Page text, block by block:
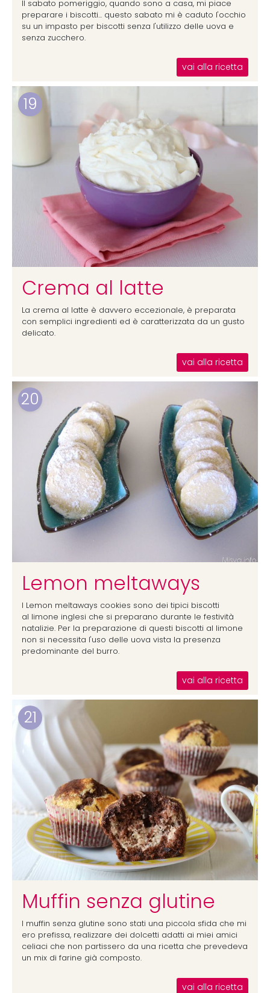
Il sabato pomeriggio, quando sono a casa, mi piace
preparare i biscotti... questo sabato mi è caduto l'occhio
su un impasto per biscotti senza l'utilizzo delle uova e
senza zucchero.
vai alla ricetta
19
Crema al latte
La crema al latte è davvero eccezionale, è preparata
con semplici ingredienti ed è caratterizzata da un gusto
delicato.
vai alla ricetta
20
Lemon meltaways
I Lemon meltaways cookies sono dei tipici biscotti
al limone inglesi che si preparano durante le festività
natalizie. Per la preparazione di questi biscotti al limone
non si necessita l'uso delle uova vista la presenza
predominante del burro.
vai alla ricetta
21
Muffin senza glutine
I muffin senza glutine sono stati una piccola sfida che mi
ero prefissa, realizzare dei dolcetti adatti ai miei amici
celiaci che non partissero da una ricetta che prevedeva
un mix di farine già composto.
vai alla ricetta